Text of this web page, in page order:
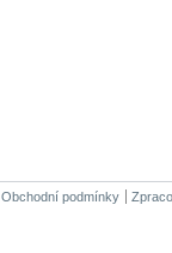
Obchodní podmínky